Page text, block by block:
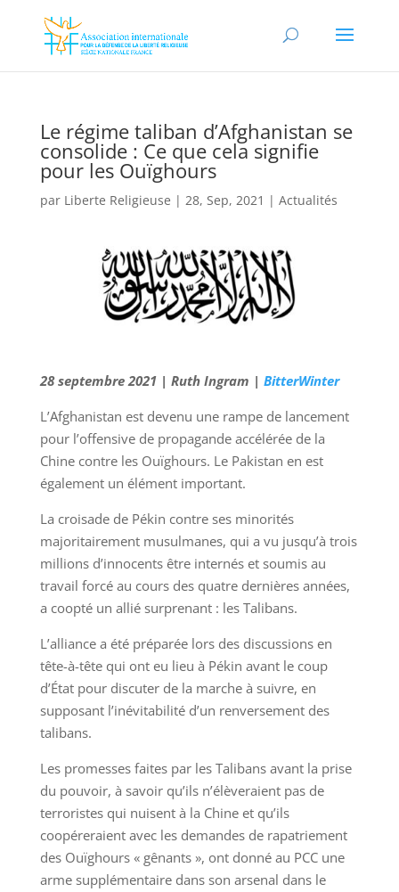
Le régime taliban d’Afghanistan se
consolide : Ce que cela signifie
pour les Ouïghours
par Liberte Religieuse | 28, Sep, 2021 | Actualités
28 septembre 2021 | Ruth Ingram | BitterWinter
L’Afghanistan est devenu une rampe de lancement
pour l’offensive de propagande accélérée de la
Chine contre les Ouïghours. Le Pakistan en est
également un élément important.
La croisade de Pékin contre ses minorités
majoritairement musulmanes, qui a vu jusqu’à trois
millions d’innocents être internés et soumis au
travail forcé au cours des quatre dernières années,
a coopté un allié surprenant : les Talibans.
L’alliance a été préparée lors des discussions en
tête-à-tête qui ont eu lieu à Pékin avant le coup
d’État pour discuter de la marche à suivre, en
supposant l’inévitabilité d’un renversement des
talibans.
Les promesses faites par les Talibans avant la prise
du pouvoir, à savoir qu’ils n’élèveraient pas de
terroristes qui nuisent à la Chine et qu’ils
coopéreraient avec les demandes de rapatriement
des Ouïghours « gênants », ont donné au PCC une
arme supplémentaire dans son arsenal dans le